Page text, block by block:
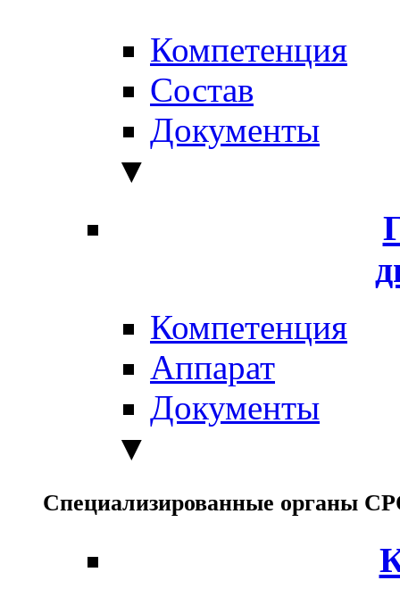
Компетенция
Состав
Документы
▼
Компетенция
Аппарат
Документы
▼
Специализированные органы